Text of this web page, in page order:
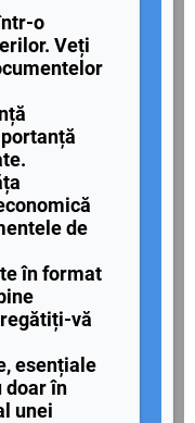
o
Veți
de
în format
vă
esențiale
doar în
unei